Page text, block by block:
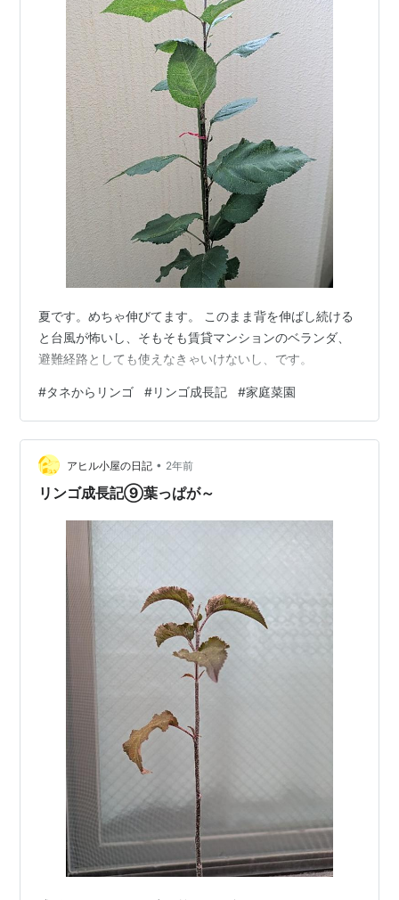
夏です。めちゃ伸びてます。 このまま背を伸ばし続ける
と台風が怖いし、そもそも賃貸マンションのベランダ、
避難経路としても使えなきゃいけないし、です。
#タネからリンゴ #リンゴ成長記 #家庭菜園
アヒル小屋の日記 • 2年前
リンゴ成長記⑨葉っぱが～